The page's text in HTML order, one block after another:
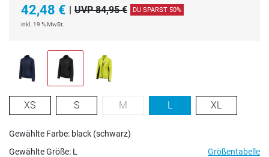
42,48 € | UVP 84,95 € DU SPARST 50%
inkl. 19 % MwSt.
XS S M L XL
Gewählte Farbe: black (schwarz)
Gewählte Größe: L Größentabelle